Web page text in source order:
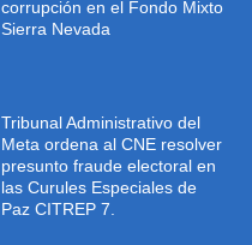
corrupción en el Fondo Mixto
Sierra Nevada
Tribunal Administrativo del
Meta ordena al CNE resolver
presunto fraude electoral en
las Curules Especiales de
Paz CITREP 7.